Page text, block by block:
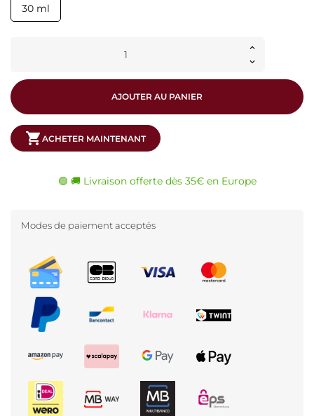
30 ml
AJOUTER AU PANIER
shopping_cart ACHETER MAINTENANT
🟢 🚚 Livraison offerte dès 35€ en Europe
Modes de paiement acceptés